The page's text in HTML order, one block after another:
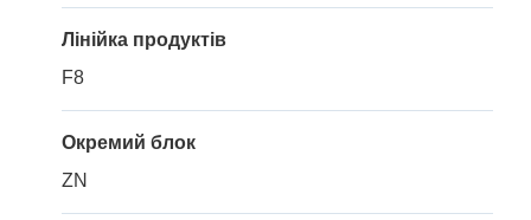
Лінійка продуктів
F8
Окремий блок
ZN